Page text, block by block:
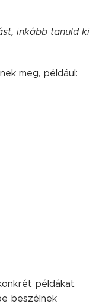
inkább tanuld ki
meg, például:
példákat
beszélnek